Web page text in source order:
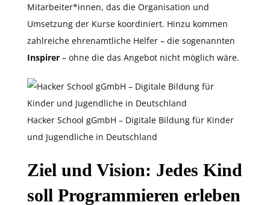
Mitarbeiter*innen, das die Organisation und
Umsetzung der Kurse koordiniert. Hinzu kommen
zahlreiche ehrenamtliche Helfer – die sogenannten
Inspirer – ohne die das Angebot nicht möglich wäre.
Hacker School gGmbH – Digitale Bildung für Kinder
und Jugendliche in Deutschland
Ziel und Vision: Jedes Kind
soll Programmieren erleben